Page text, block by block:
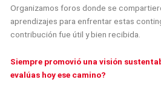
Organizamos foros donde se
aprendizajes para enfrentar estas
contribución fue útil y bien recibida.
Siempre promovió una visión
evalúas hoy ese camino?